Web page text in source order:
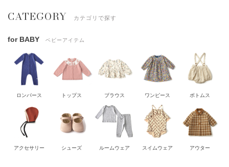
CATEGORY カテゴリで探す
for BABY ベビーアイテム
ロンパース トップス ブラウス ワンピース ボトムス
アクセサリー シューズ ルームウェア スイムウェア アウター